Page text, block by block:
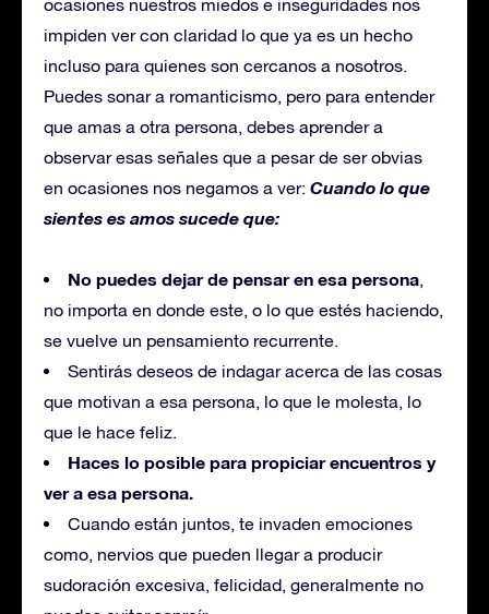
ocasiones nuestros miedos e inseguridades nos
impiden ver con claridad lo que ya es un hecho
incluso para quienes son cercanos a nosotros.
Puedes sonar a romanticismo, pero para entender
que amas a otra persona, debes aprender a
observar esas señales que a pesar de ser obvias
en ocasiones nos negamos a ver: Cuando lo que
sientes es amos sucede que:
No puedes dejar de pensar en esa persona,
no importa en donde este, o lo que estés haciendo,
se vuelve un pensamiento recurrente.
Sentirás deseos de indagar acerca de las cosas
que motivan a esa persona, lo que le molesta, lo
que le hace feliz.
Haces lo posible para propiciar encuentros y
ver a esa persona.
Cuando están juntos, te invaden emociones
como, nervios que pueden llegar a producir
sudoración excesiva, felicidad, generalmente no